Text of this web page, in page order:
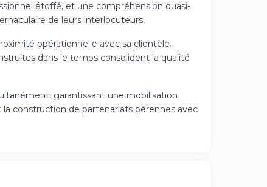
étoffé, et une compréhension quasi-
de leurs interlocuteurs.
opérationnelle avec sa clientèle.
dans le temps consolident la qualité
garantissant une mobilisation
construction de partenariats pérennes avec